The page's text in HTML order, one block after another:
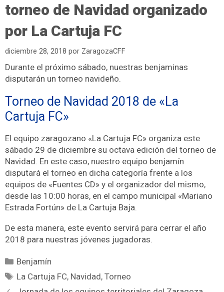
torneo de Navidad organizado
por La Cartuja FC
diciembre 28, 2018 por ZaragozaCFF
Durante el próximo sábado, nuestras benjaminas
disputarán un torneo navideño.
Torneo de Navidad 2018 de «La
Cartuja FC»
El equipo zaragozano «La Cartuja FC» organiza este
sábado 29 de diciembre su octava edición del torneo de
Navidad. En este caso, nuestro equipo benjamín
disputará el torneo en dicha categoría frente a los
equipos de «Fuentes CD» y el organizador del mismo,
desde las 10:00 horas, en el campo municipal «Mariano
Estrada Fortún» de La Cartuja Baja.
De esta manera, este evento servirá para cerrar el año
2018 para nuestras jóvenes jugadoras.
Benjamín
La Cartuja FC, Navidad,Torneo